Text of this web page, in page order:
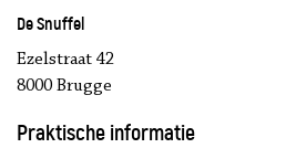
De Snuffel
Ezelstraat 42
8000 Brugge
Praktische informatie